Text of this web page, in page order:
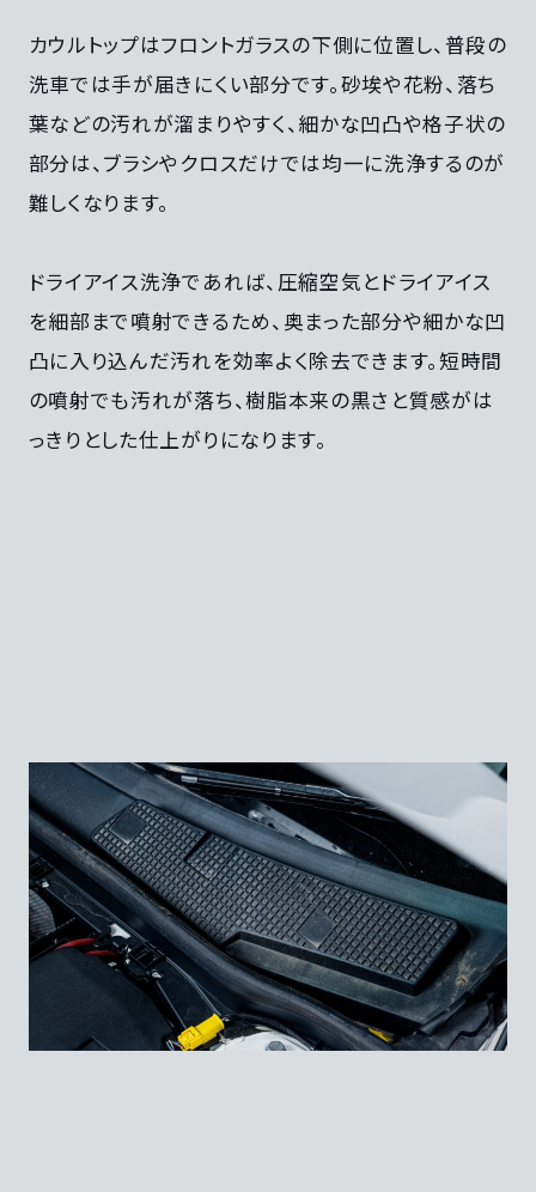
カウルトップはフロントガラスの下側に位置し、普段の
洗車では手が届きにくい部分です。砂埃や花粉、落ち
葉などの汚れが溜まりやすく、細かな凹凸や格子状の
部分は、ブラシやクロスだけでは均一に洗浄するのが
難しくなります。
ドライアイス洗浄であれば、圧縮空気とドライアイス
を細部まで噴射できるため、奥まった部分や細かな凹
凸に入り込んだ汚れを効率よく除去できます。短時間
の噴射でも汚れが落ち、樹脂本来の黒さと質感がは
っきりとした仕上がりになります。